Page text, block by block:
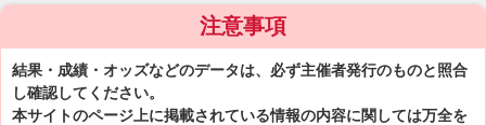
注意事項
結果・成績・オッズなどのデータは、必ず主催者発行のものと照合
し確認してください。
本サイトのページ上に掲載されている情報の内容に関しては万全を